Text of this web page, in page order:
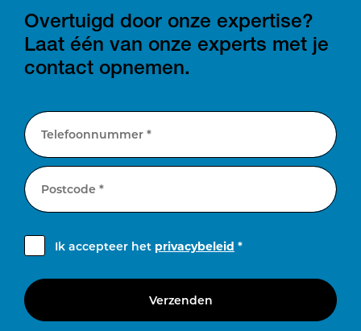
Overtuigd door onze expertise?
Laat één van onze experts met je
contact opnemen.
Telefoonnummer *
Postcode *
Ik accepteer het privacybeleid *
Verzenden